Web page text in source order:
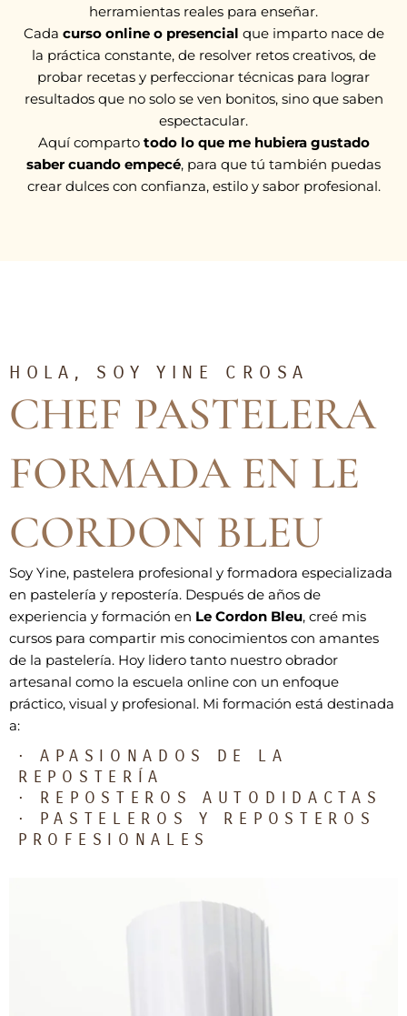
herramientas reales para enseñar.
Cada curso online o presencial que imparto nace de
la práctica constante, de resolver retos creativos, de
probar recetas y perfeccionar técnicas para lograr
resultados que no solo se ven bonitos, sino que saben
espectacular.
Aquí comparto todo lo que me hubiera gustado
saber cuando empecé, para que tú también puedas
crear dulces con confianza, estilo y sabor profesional.
HOLA, SOY YINE CROSA
CHEF PASTELERA
FORMADA EN LE
CORDON BLEU
Soy Yine, pastelera profesional y formadora especializada
en pastelería y repostería. Después de años de
experiencia y formación en Le Cordon Bleu, creé mis
cursos para compartir mis conocimientos con amantes
de la pastelería. Hoy lidero tanto nuestro obrador
artesanal como la escuela online con un enfoque
práctico, visual y profesional. Mi formación está destinada
a:
· APASIONADOS DE LA
REPOSTERÍA
· REPOSTEROS AUTODIDACTAS
· PASTELEROS Y REPOSTEROS
PROFESIONALES